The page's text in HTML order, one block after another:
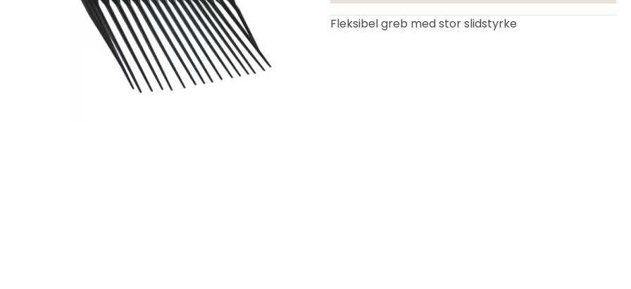
Fleksibel greb med stor slidstyrke